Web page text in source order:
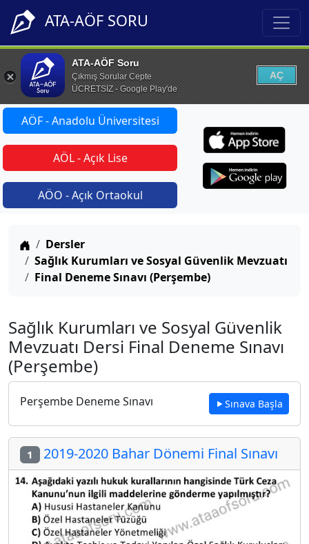
ATA-AÖF SORU
ATA-AÖF Soru
Çıkmış Sorular Cepte
ÜCRETSİZ - Google Play'de
AÇ
AÖF - Anadolu Üniversitesi
AÖL - Açık Lise
AÖO - Açık Ortaokul
Anasayfa
Dersler
Sağlık Kurumları ve Sosyal Güvenlik Mevzuatı
Final Deneme Sınavı (Perşembe)
Sağlık Kurumları ve Sosyal Güvenlik
Mevzuatı Dersi Final Deneme Sınavı
(Perşembe)
Perşembe Deneme Sınavı Sınava Başla
1 2019-2020 Bahar Dönemi Final Sınavı